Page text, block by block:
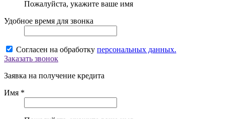
Пожалуйста, укажите ваше имя
Удобное время для звонка
Согласен на обработку персональных данных.
Заказать звонок
Заявка на получение кредита
Имя *